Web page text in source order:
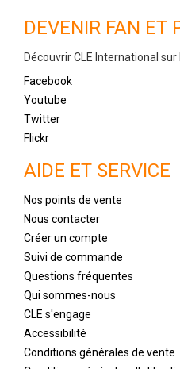
DEVENIR FAN ET
Découvrir CLE International
Facebook
Youtube
Twitter
Flickr
AIDE ET SERVICE
Nos points de vente
Nous contacter
Créer un compte
Suivi de commande
Questions fréquentes
Qui sommes-nous
CLE s'engage
Accessibilité
Conditions générales de vente